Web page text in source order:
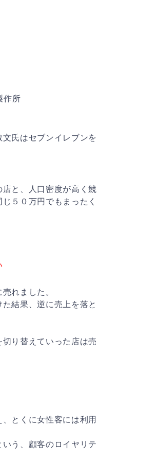
所
氏はセブンイレブンを
と、人口密度が高く競
５０万円でもまったく
れました。
結果、逆に売上を落と
り替えていった店は売
とくに女性客には利用
う、顧客のロイヤリテ